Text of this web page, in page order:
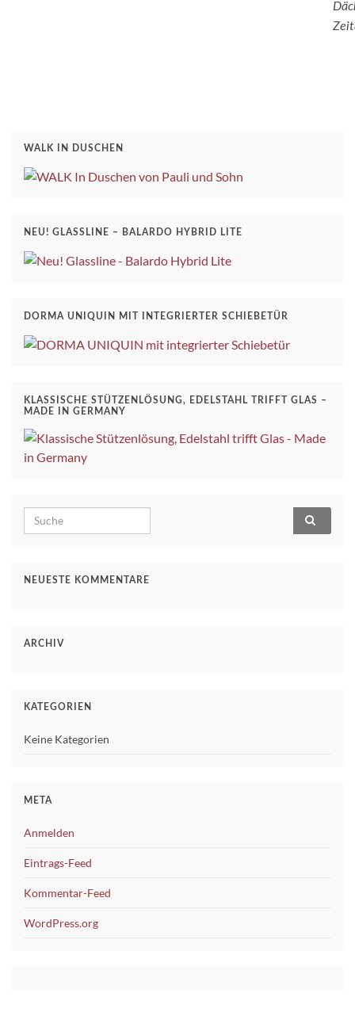
WALK IN DUSCHEN
NEU! GLASSLINE – BALARDO HYBRID LITE
DORMA UNIQUIN MIT INTEGRIERTER SCHIEBETÜR
KLASSISCHE STÜTZENLÖSUNG, EDELSTAHL TRIFFT GLAS –
MADE IN GERMANY
Search for:
NEUESTE KOMMENTARE
ARCHIV
KATEGORIEN
Keine Kategorien
META
Anmelden
Eintrags-Feed
Kommentar-Feed
WordPress.org